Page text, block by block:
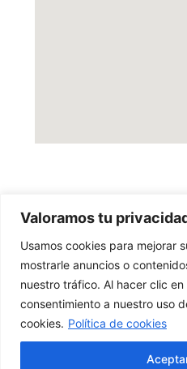
Valoramos tu
Usamos cookies para mejorar
mostrarle anuncios o
nuestro tráfico. Al hacer clic
consentimiento a nuestro uso
cookies. Política de cookies